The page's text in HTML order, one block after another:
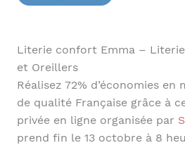
Literie confort Emma –
et Oreillers
Réalisez 72% d’économies
de qualité Française grâce à
privée en ligne organisée par
prend fin le 13 octobre à 8